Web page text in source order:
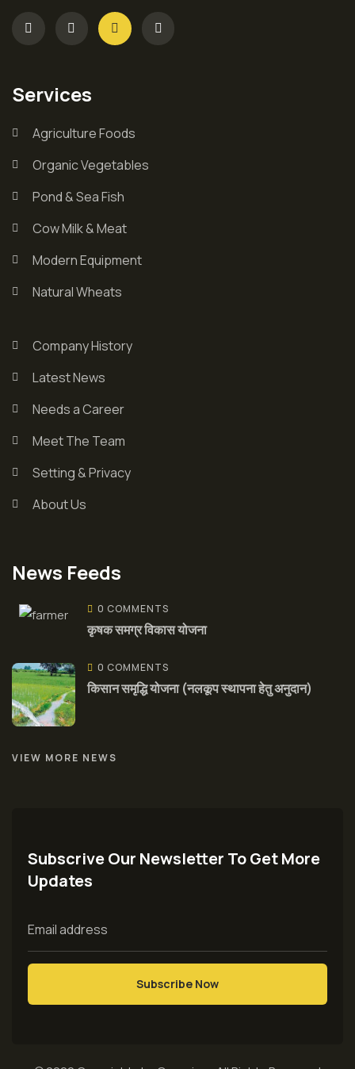
Services
Agriculture Foods
Organic Vegetables
Pond & Sea Fish
Cow Milk & Meat
Modern Equipment
Natural Wheats
Company History
Latest News
Needs a Career
Meet The Team
Setting & Privacy
About Us
News Feeds
0 COMMENTS
कृषक समग्र विकास योजना
0 COMMENTS
किसान समृद्धि योजना (नलकूप स्थापना हेतु अनुदान)
VIEW MORE NEWS
Subscrive Our Newsletter To Get More
Updates